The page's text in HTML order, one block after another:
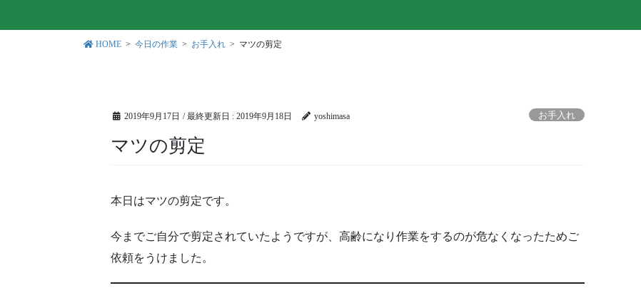
HOME 今日の作業 お手入れ マツの剪定
2019年9月17日 / 最終更新日 :2019年9月18日 yoshimasa お手入れ
マツの剪定
本日はマツの剪定です。
今までご自分で剪定されていたようですが、高齢になり作業をするのが危なくなったためご
依頼をうけました。